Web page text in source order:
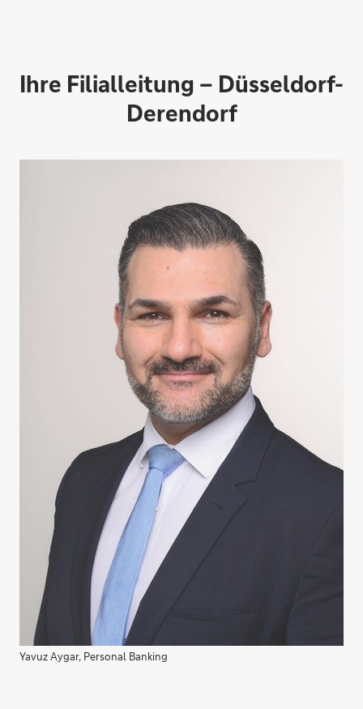
Ihre Filialleitung – Düsseldorf-
Derendorf
Yavuz Aygar, Personal Banking